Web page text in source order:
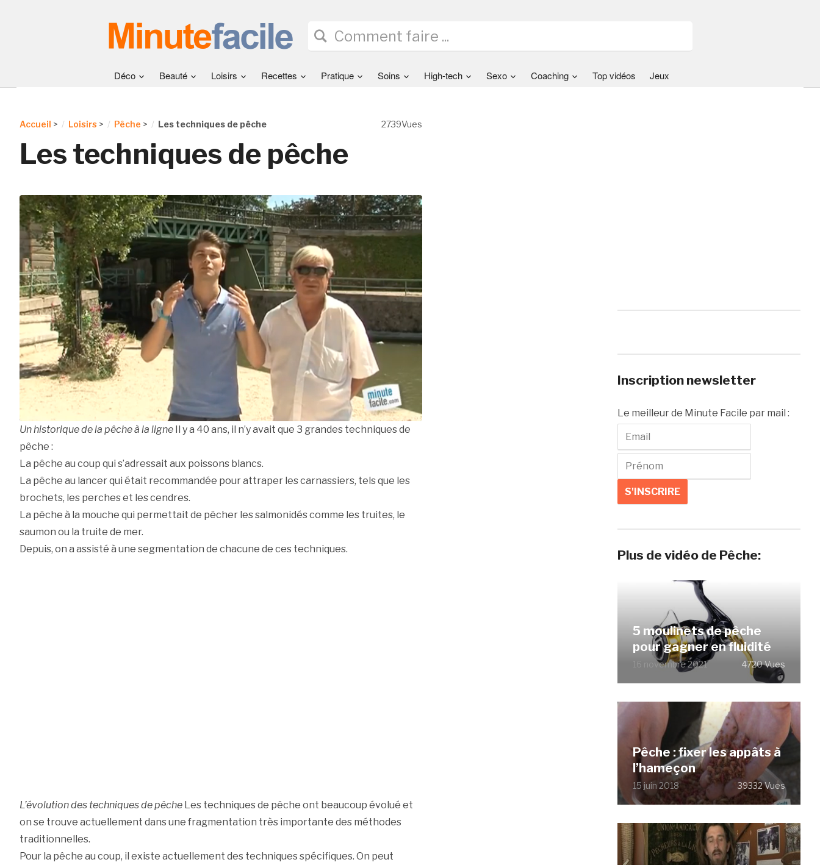
Déco Beauté Loisirs Recettes Pratique Soins High-tech Sexo Coaching Top vidéos Jeux
2739Vues
Accueil > Loisirs > Pêche > Les techniques de pêche
Les techniques de pêche
Un historique de la pêche à la ligneIl y a 40 ans, il n’y avait que 3 grandes techniques de
pêche :
La pêche au coup qui s’adressait aux poissons blancs.
La pêche au lancer qui était recommandée pour attraper les carnassiers, tels que les
brochets, les perches et les cendres.
La pêche à la mouche qui permettait de pêcher les salmonidés comme les truites, le
saumon ou la truite de mer.
Depuis, on a assisté à une segmentation de chacune de ces techniques.
L’évolution des techniques de pêcheLes techniques de pêche ont beaucoup évolué et
on se trouve actuellement dans une fragmentation très importante des méthodes
traditionnelles.
Pour la pêche au coup, il existe actuellement des techniques spécifiques. On peut
Inscription newsletter
Le meilleur de Minute Facile par mail :
Plus de vidéo de Pêche:
5 moulinets de pêche
pour gagner en fluidité
16 novembre 2021 4720 Vues
Pêche : fixer les appâts à
l’hameçon
15 juin 2018 39332 Vues